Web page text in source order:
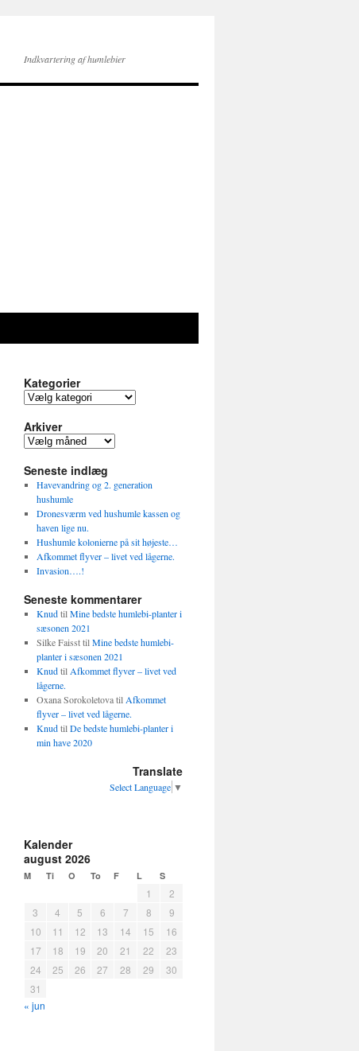
Indkvartering af humlebier
Kategorier
Kategorier
Arkiver
Arkiver
Seneste indlæg
Havevandring og 2. generation
hushumle
Dronesværm ved hushumle kassen og
haven lige nu.
Hushumle kolonierne på sit højeste…
Afkommet flyver – livet ved lågerne.
Invasion….!
Seneste kommentarer
KnudtilMine bedste humlebi-planter i
sæsonen 2021
Silke FaissttilMine bedste humlebi-
planter i sæsonen 2021
Knudtil Afkommet flyver – livet ved
lågerne.
Oxana Sorokoletovatil Afkommet
flyver – livet ved lågerne.
KnudtilDe bedste humlebi-planter i
min have 2020
Translate
Select Language ▼
Kalender
august 2026
M Ti O To F L S
1
2
3
4 5 6 7 8
9
10
11 12 13 14 15
16
17
18 19 20 21 22
23
24
25 26 27 28 29
30
31
« jun